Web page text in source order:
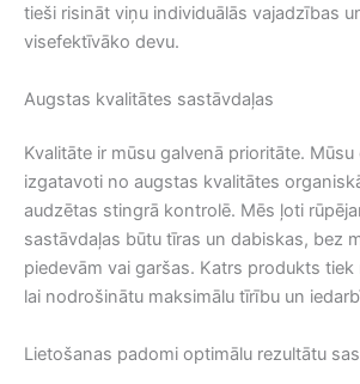
tieši risināt viņu individuālās vajadzības
visefektīvāko devu.
Augstas kvalitātes sastāvdaļas
Kvalitāte ir mūsu galvenā prioritāte.
izgatavoti no augstas kvalitātes
audzētas stingrā kontrolē. Mēs ļoti
sastāvdaļas būtu tīras un dabiskas, bez
piedevām vai garšas. Katrs produkts
lai nodrošinātu maksimālu tīrību un
Lietošanas padomi optimālu rezultātu